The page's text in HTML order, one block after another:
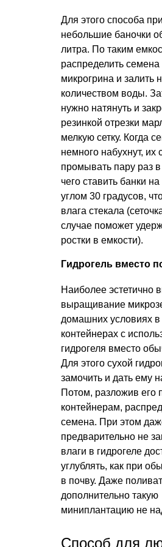
Для этого способа
небольшие баночки
литра. По таким
распределить
микрогрина и залить
количеством воды.
нужно натянуть и
резинкой отрезки
мелкую сетку. Когда
немного набухнут, их
промывать пару раз
чего ставить банки
углом 30 градусов,
влага стекала
случае поможет
ростки в емкости).
Гидрогель вместо
Наиболее эстетично
выращивание
домашних условиях
контейнерах с
гидрогеля вместо
Для этого сухой
замочить и дать ему
Потом, разложив его
контейнерам,
семена. При этом
предварительно не
влаги в гидрогеле
углублять, как при
в почву. Даже
дополнительно такую
миниплантацию не
Способ для